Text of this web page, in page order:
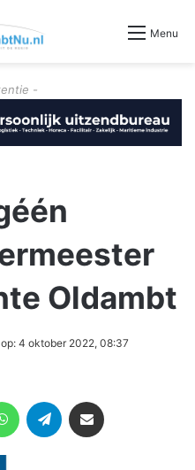
Menu
-
Oldambt
4 oktober 2022, 08:37